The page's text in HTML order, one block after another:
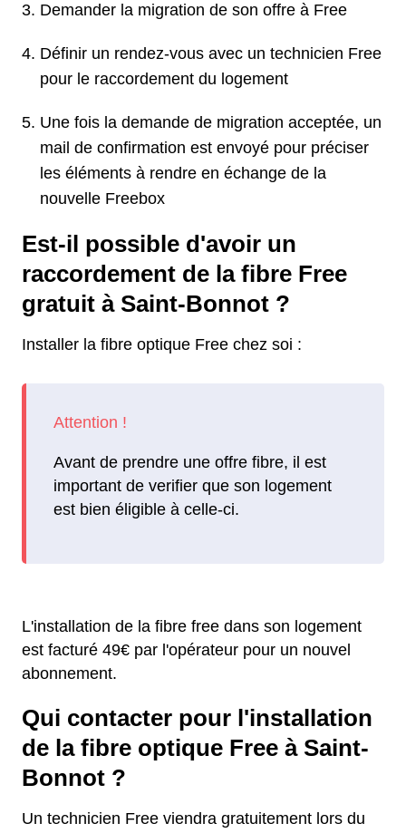
Demander la migration de son offre à Free
Définir un rendez-vous avec un technicien Free
pour le raccordement du logement
Une fois la demande de migration acceptée, un
mail de confirmation est envoyé pour préciser
les éléments à rendre en échange de la
nouvelle Freebox
Est-il possible d'avoir un
raccordement de la fibre Free
gratuit à Saint-Bonnot ?
Installer la fibre optique Free chez soi :
Avant de prendre une offre fibre, il est
important de verifier que son logement
est bien éligible à celle-ci.
L'installation de la fibre free dans son logement
est facturé 49€ par l'opérateur pour un nouvel
abonnement.
Qui contacter pour l'installation
de la fibre optique Free à Saint-
Bonnot ?
Un technicien Free viendra gratuitement lors du